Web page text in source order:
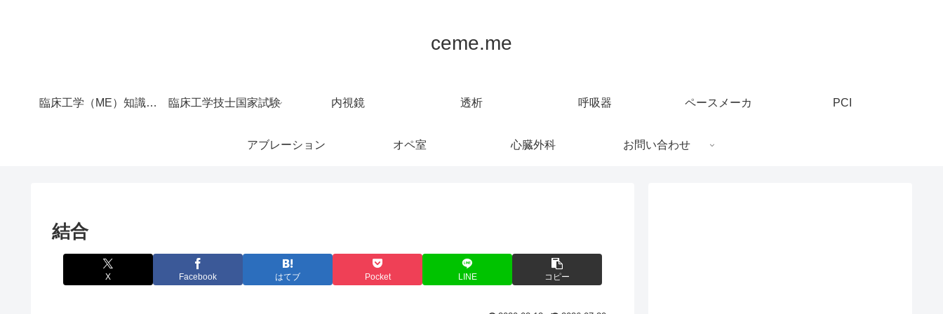
ceme.me
臨床工学（ME）知識マップ｜サイト全体の目次 臨床工学技士国家試験 内視鏡 透析 呼吸器 ペースメーカ PCI
アブレーション オペ室 心臓外科 お問い合わせ
結合
X Facebook はてブ Pocket LINE コピー